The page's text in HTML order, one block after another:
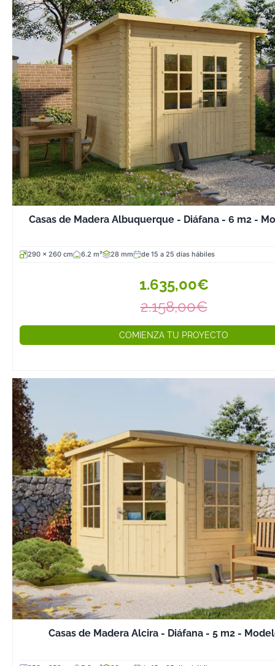
Casas de Madera Albuquerque - Diáfana - 6 m2 -
290 x 260 cm 6.2 m² 28 mm de 15 a 25 días hábiles
1.635,00€
2.158,00€
COMIENZA TU PROYECTO
Casas de Madera Alcira - Diáfana - 5 m2 -